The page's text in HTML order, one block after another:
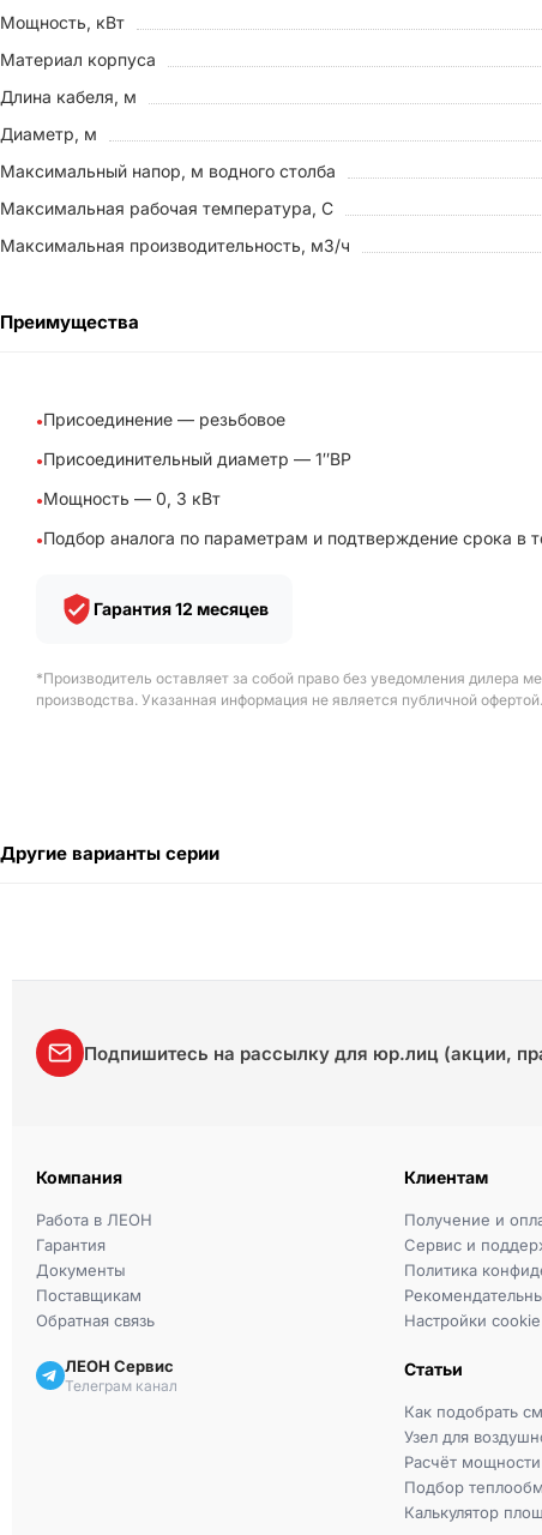
Мощность, кВт
Материал корпуса
Длина кабеля, м
Диаметр, м
Максимальный напор, м водного столба
Максимальная рабочая температура, С
Максимальная производительность, м3/ч
Преимущества
Присоединение — резьбовое
Присоединительный диаметр — 1″ВР
Мощность — 0, 3 кВт
Подбор аналога по параметрам и подтверждение срока в
Гарантия 12 месяцев
*Производитель оставляет за собой право без уведомления дилера
производства. Указанная информация не является публичной офертой.
Другие варианты серии
Подпишитесь на рассылку для юр.лиц (акции,
Компания
Работа в ЛЕОН
Гарантия
Документы
Поставщикам
Обратная связь
ЛЕОН Сервис
Телеграм канал
Клиентам
Получение и
Сервис и
Политика
Настройки cookie
Статьи
Как подобрать
Узел для
Расчёт
Подбор
Калькулятор